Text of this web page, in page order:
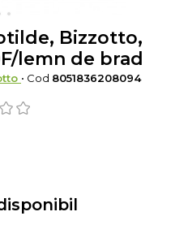
Bizzotto,
lemn de brad
• Cod 8051836208094